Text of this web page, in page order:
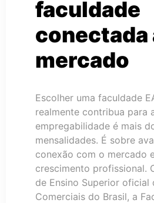
faculdade
conectada
mercado
Escolher uma faculdade
realmente contribua para
empregabilidade é mais
mensalidades. É sobre
conexão com o mercado
crescimento profissional.
de Ensino Superior oficial
Comerciais do Brasil, a